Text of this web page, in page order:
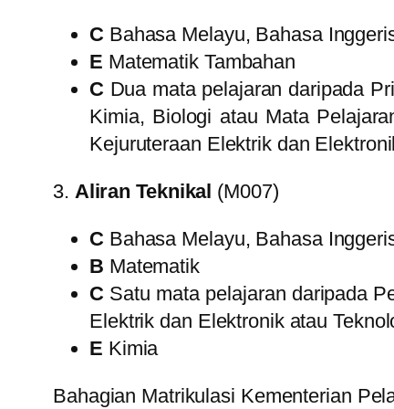
C Bahasa Melayu, Bahasa
E Matematik Tambahan
C Dua mata pelajaran daripada
Kimia, Biologi atau Mata
Kejuruteraan Elektrik dan
3. Aliran Teknikal (M007)
C Bahasa Melayu, Bahasa
B Matematik
C Satu mata pelajaran daripada
Elektrik dan Elektronik atau
E Kimia
Bahagian Matrikulasi Kementerian